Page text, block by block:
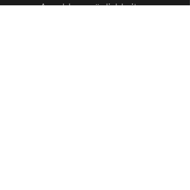
Anschlussmöglichkeiten.